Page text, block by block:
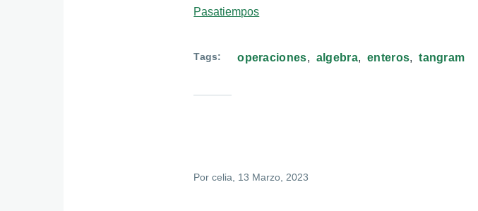
Pasatiempos
Tags operaciones algebra enteros tangram
Porcelia , 13 Marzo, 2023